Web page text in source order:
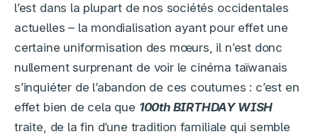
l’est dans la plupart de nos sociétés occidentales
actuelles – la mondialisation ayant pour effet une
certaine uniformisation des mœurs, il n’est donc
nullement surprenant de voir le cinéma taïwanais
s’inquiéter de l’abandon de ces coutumes : c’est en
effet bien de cela que 100th BIRTHDAY WISH
traite, de la fin d’une tradition familiale qui semble